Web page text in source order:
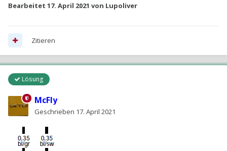
Bearbeitet 17. April 2021 von Lupoliver
Zitieren
Lösung
McFly
Geschrieben 17. April 2021